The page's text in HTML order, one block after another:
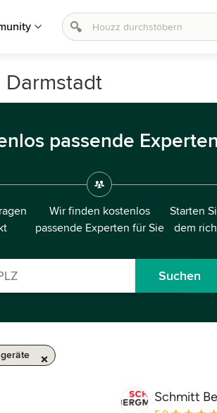
passende
Wir finden kostenlos
passende Experten für Sie
Starten
dem
Suchen
Schmitt